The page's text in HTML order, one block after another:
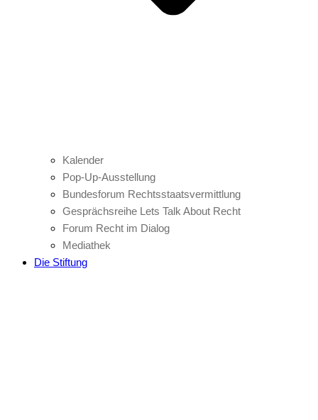
Kalender
Pop-Up-Ausstellung
Bundesforum Rechtsstaatsvermittlung
Gesprächsreihe Lets Talk About Recht
Forum Recht im Dialog
Mediathek
Die Stiftung